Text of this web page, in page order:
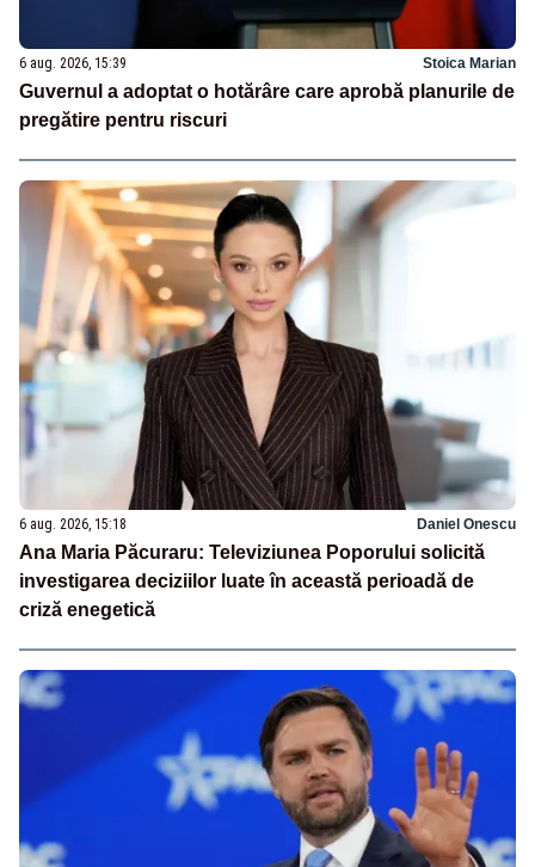
6 aug. 2026, 15:39 Stoica Marian
Guvernul a adoptat o hotărâre care aprobă planurile de
pregătire pentru riscuri
6 aug. 2026, 15:18 Daniel Onescu
Ana Maria Păcuraru: Televiziunea Poporului solicită
investigarea deciziilor luate în această perioadă de
criză enegetică